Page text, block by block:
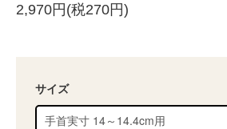
2,970円(税270円)
サイズ